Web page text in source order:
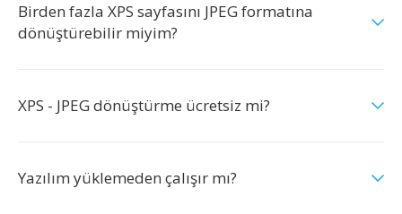
Birden fazla XPS sayfasını JPEG formatına
dönüştürebilir miyim?
XPS - JPEG dönüştürme ücretsiz mi?
Yazılım yüklemeden çalışır mı?